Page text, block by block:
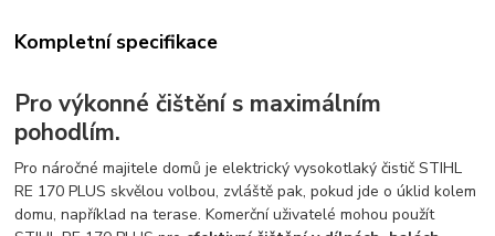
Kompletní specifikace
Pro výkonné čištění s maximálním
pohodlím.
Pro náročné majitele domů je elektrický vysokotlaký čistič STIHL
RE 170 PLUS skvělou volbou, zvláště pak, pokud jde o úklid kolem
domu, například na terase. Komerční uživatelé mohou použít